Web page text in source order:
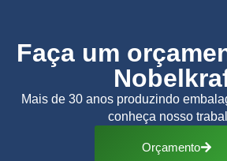
Faça um
Mais de 30 anos produzindo
conheça nosso
Orçamento